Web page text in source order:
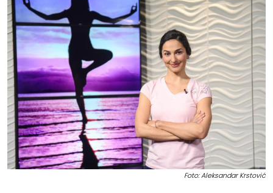
Foto: Aleksandar Krstović